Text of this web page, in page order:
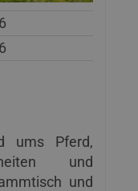
ums Pferd,
und
und